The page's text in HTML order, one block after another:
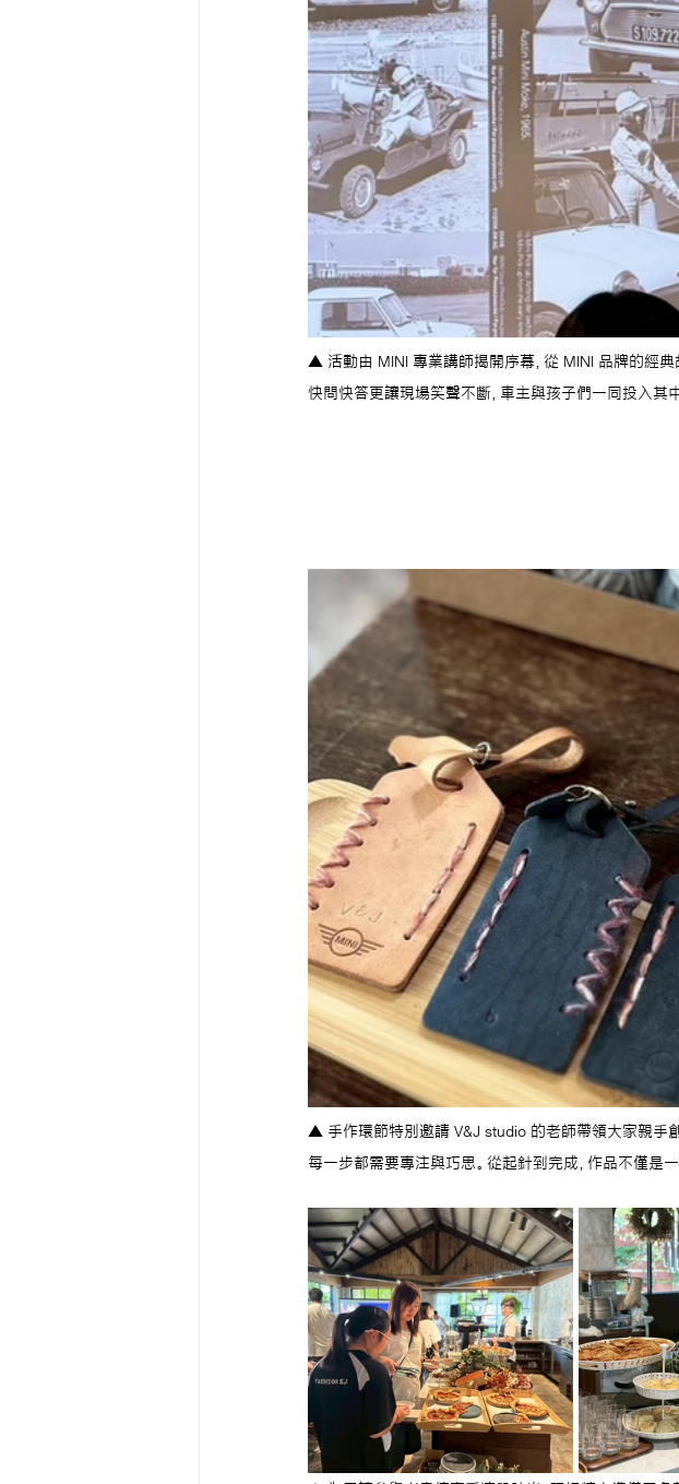
▲ 活動由 MINI 專業講師揭開序幕，從 MINI 品牌的經
快問快答更讓現場笑聲不斷，車主與孩子們一同投入其中
▲ 手作環節特別邀請 V&J studio 的老師帶領大家親手
每一步都需要專注與巧思。從起針到完成，作品不僅是